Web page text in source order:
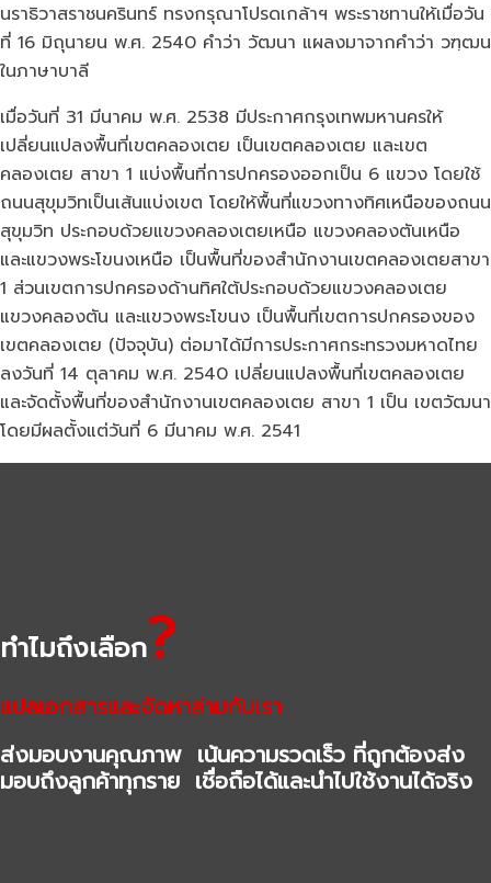
นราธิวาสราชนครินทร์ ทรงกรุณาโปรดเกล้าฯ พระราชทานให้เมื่อวัน
ที่ 16 มิถุนายน พ.ศ. 2540 คำว่า วัฒนา แผลงมาจากคำว่า วฑฺฒน
ในภาษาบาลี
เมื่อวันที่ 31 มีนาคม พ.ศ. 2538 มีประกาศกรุงเทพมหานครให้
เปลี่ยนแปลงพื้นที่เขตคลองเตย เป็นเขตคลองเตย และเขต
คลองเตย สาขา 1 แบ่งพื้นที่การปกครองออกเป็น 6 แขวง โดยใช้
ถนนสุขุมวิทเป็นเส้นแบ่งเขต โดยให้พื้นที่แขวงทางทิศเหนือของถนน
สุขุมวิท ประกอบด้วยแขวงคลองเตยเหนือ แขวงคลองตันเหนือ
และแขวงพระโขนงเหนือ เป็นพื้นที่ของสำนักงานเขตคลองเตยสาขา
1 ส่วนเขตการปกครองด้านทิศใต้ประกอบด้วยแขวงคลองเตย
แขวงคลองตัน และแขวงพระโขนง เป็นพื้นที่เขตการปกครองของ
เขตคลองเตย (ปัจจุบัน) ต่อมาได้มีการประกาศกระทรวงมหาดไทย
ลงวันที่ 14 ตุลาคม พ.ศ. 2540 เปลี่ยนแปลงพื้นที่เขตคลองเตย
และจัดตั้งพื้นที่ของสำนักงานเขตคลองเตย สาขา 1 เป็น เขตวัฒนา
โดยมีผลตั้งแต่วันที่ 6 มีนาคม พ.ศ. 2541
ทำไมถึงเลือก?
แปลเอกสารและจัดหาล่ามกับเรา
ส่งมอบงานคุณภาพ เน้นความรวดเร็ว ที่ถูกต้องส่ง
มอบถึงลูกค้าทุกราย เชื่อถือได้และนำไปใช้งานได้จริง